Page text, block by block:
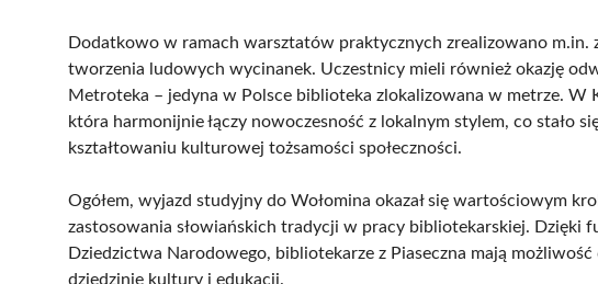
Dodatkowo w ramach warsztatów praktycznych zrealizowano m.in.
tworzenia ludowych wycinanek. Uczestnicy mieli również okazję
Metroteka – jedyna w Polsce biblioteka zlokalizowana w metrze. W
która harmonijnie łączy nowoczesność z lokalnym stylem, co stało
kształtowaniu kulturowej tożsamości społeczności.
Ogółem, wyjazd studyjny do Wołomina okazał się wartościowym
zastosowania słowiańskich tradycji w pracy bibliotekarskiej. Dzięki
Dziedzictwa Narodowego, bibliotekarze z Piaseczna mają
dziedzinie kultury i edukacji.